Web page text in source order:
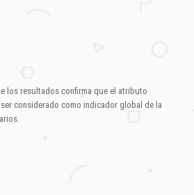
los resultados confirma que el atributo
considerado como indicador global de la